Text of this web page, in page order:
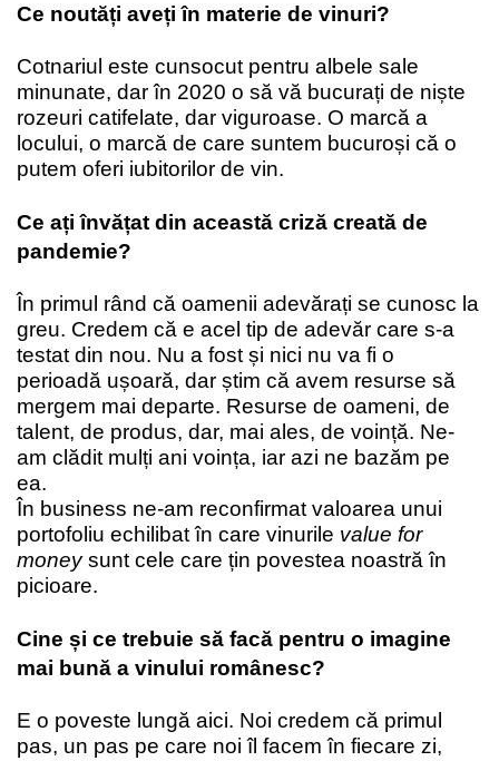
Ce noutăți aveți în materie de vinuri?
Cotnariul este cunsocut pentru albele sale
minunate, dar în 2020 o să vă bucurați de niște
rozeuri catifelate, dar viguroase. O marcă a
locului, o marcă de care suntem bucuroși că o
putem oferi iubitorilor de vin.
Ce ați învățat din această criză creată de
pandemie?
În primul rând că oamenii adevărați se cunosc la
greu. Credem că e acel tip de adevăr care s-a
testat din nou. Nu a fost și nici nu va fi o
perioadă ușoară, dar știm că avem resurse să
mergem mai departe. Resurse de oameni, de
talent, de produs, dar, mai ales, de voință. Ne-
am clădit mulți ani voința, iar azi ne bazăm pe
ea.
În business ne-am reconfirmat valoarea unui
portofoliu echilibat în care vinurile value for
moneysunt cele care țin povestea noastră în
picioare.
Cine și ce trebuie să facă pentru o imagine
mai bună a vinului românesc?
E o poveste lungă aici. Noi credem că primul
pas, un pas pe care noi îl facem în fiecare zi,